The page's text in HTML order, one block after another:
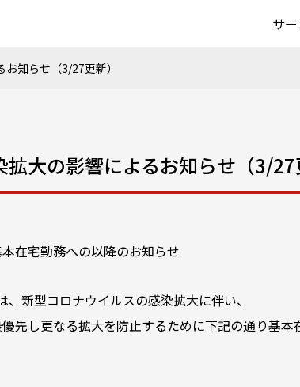
サ
知らせ（3/27更新）
大の影響によるお知らせ（3/27
在宅勤務への以降のお知らせ
新型コロナウイルスの感染拡大に伴い、
先し更なる拡大を防止するために下記の通り基本